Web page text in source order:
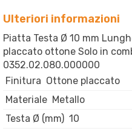
Ulteriori informazioni
Piatta Testa Ø 10 mm
placcato ottone Solo in
0352.02.080.000000
Finitura Ottone placcato
Materiale Metallo
Testa Ø (mm) 10